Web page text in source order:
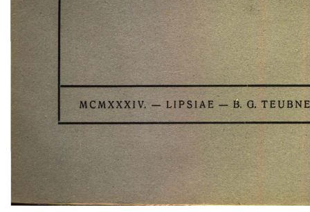
-
MCMXXXIV. - LIPSIAE - . G.